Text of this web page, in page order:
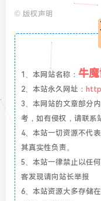
© 版权声明
1、本网站名称： 牛
2、本站永久网址：
3、本网站的文章部分
考，如有侵权，请联系
4、本站一切资源不代
其真实性负责。
5、本站一律禁止以任
客发现请向站长举报
6、本站资源大多存储